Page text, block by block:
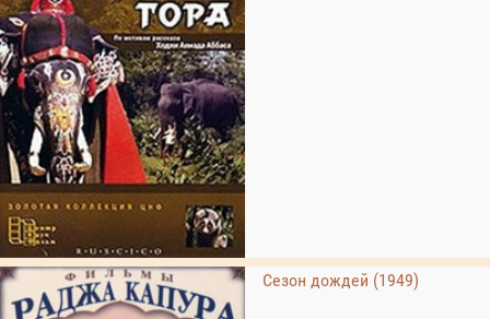
Сезон дождей (1949)